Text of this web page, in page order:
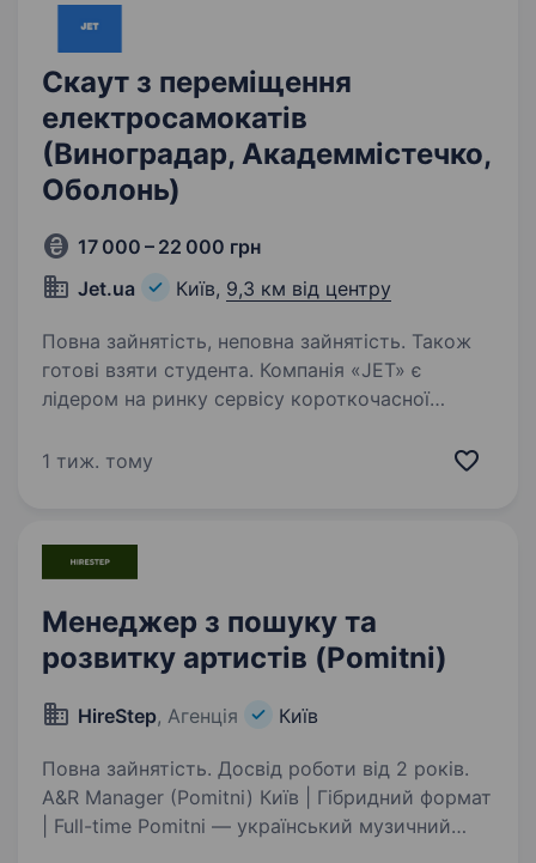
Скаут з переміщення
електросамокатів
(Виноградар, Академмістечко,
Оболонь)
17 000 – 22 000 грн
Jet.ua
Київ, 9,3 км від центру
Повна зайнятість, неповна зайнятість. Також
готові взяти студента. Компанія «JET» є
лідером на ринку сервісу короткочасної
з розширенням відкриває набір кандидатів,
співробітника —…
1 тиж. тому
Менеджер з пошуку та
розвитку артистів (Pomitni)
HireStep, Агенція Київ
Повна зайнятість. Досвід роботи від 2 років.
A&R Manager (Pomitni) Київ | Гібридний формат
| Full-time Pomitni — український музичний